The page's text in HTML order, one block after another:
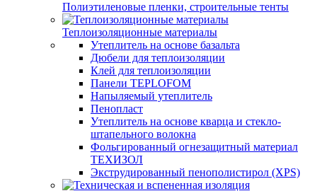
Полиэтиленовые пленки, строительные тенты
Теплоизоляционные материалы
Утеплитель на основе базальта
Дюбели для теплоизоляции
Клей для теплоизоляции
Панели TEPLOFOM
Напыляемый утеплитель
Пенопласт
Утеплитель на основе кварца и стекло-
штапельного волокна
Фольгированный огнезащитный материал
ТЕХИЗОЛ
Экструдированный пенополистирол (XPS)